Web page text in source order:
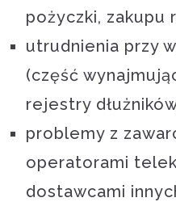
pożyczki, zakupu
utrudnienia przy
(część
rejestry
problemy z
operatorami
dostawcami